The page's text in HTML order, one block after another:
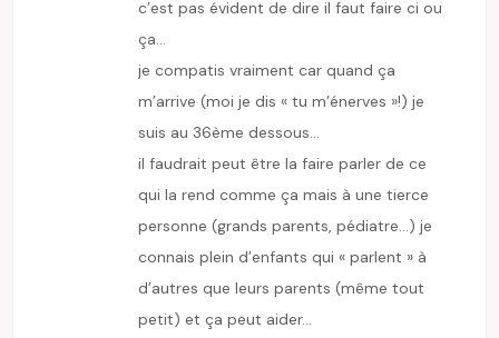
c’est pas évident de dire il faut faire ci ou
ça…
je compatis vraiment car quand ça
m’arrive (moi je dis « tu m’énerves »!) je
suis au 36ème dessous…
il faudrait peut être la faire parler de ce
qui la rend comme ça mais à une tierce
personne (grands parents, pédiatre…) je
connais plein d’enfants qui « parlent » à
d’autres que leurs parents (même tout
petit) et ça peut aider…